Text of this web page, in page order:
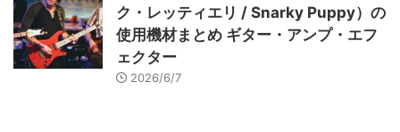
ク・レッティエリ / Snarky Puppy）の
使用機材まとめ ギター・アンプ・エフ
ェクター
2026/6/7